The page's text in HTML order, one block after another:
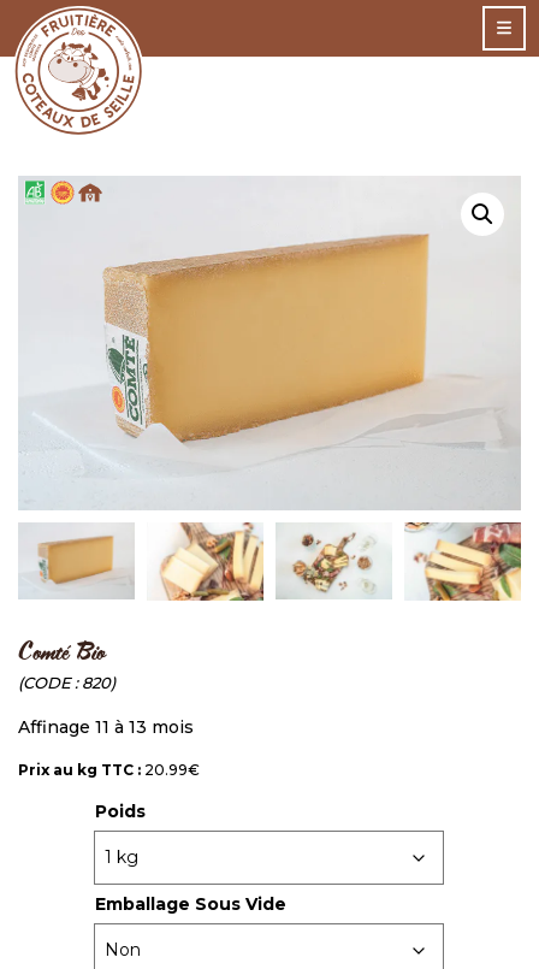
Comté Bio
CODE :820
Affinage 11 à 13 mois
Prix au kg TTC : 20.99€
Poids
Emballage Sous Vide